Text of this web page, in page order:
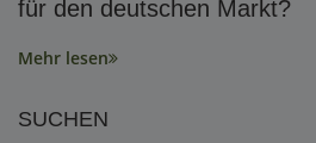
für den deutschen Markt?
Mehr lesen
SUCHEN